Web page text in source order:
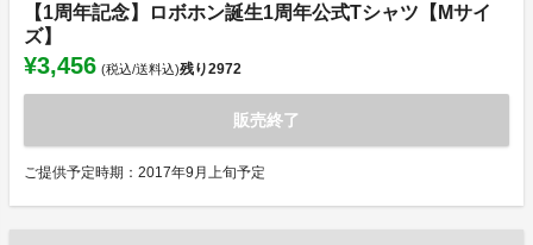
【1周年記念】ロボホン誕生1周年公式Tシャツ【Mサイ
ズ】
¥3,456 (税込/送料込)残り2972
販売終了
ご提供予定時期：2017年9月上旬予定